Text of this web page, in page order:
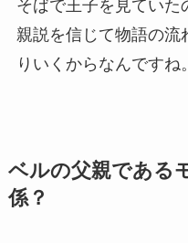
そばで王子を見ていた
親説を信じて物語の流
りいくからなんですね。
ベルの父親である
係？